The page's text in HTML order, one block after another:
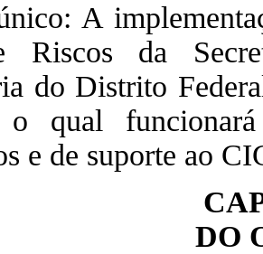
A
Riscos da
do Distrito
o qual
e de suporte ao
DO